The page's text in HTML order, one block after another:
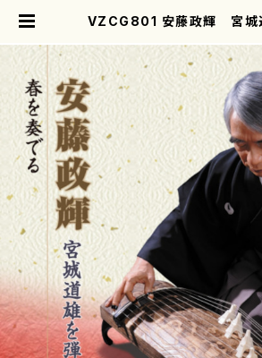
VZCG801 安藤政輝 宮城
| motherearth